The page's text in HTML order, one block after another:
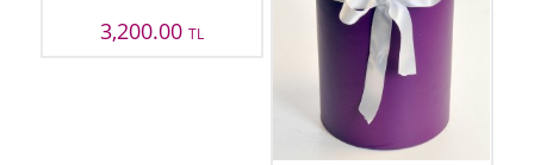
3,200.00TL